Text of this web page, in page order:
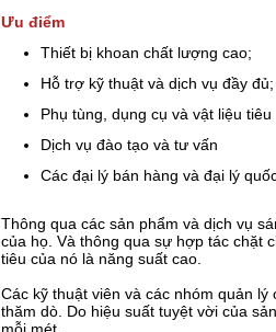
Ưu điểm
Thiết bị khoan chất lượng cao;
Hỗ trợ kỹ thuật và dịch vụ đầy đủ;
Phụ tùng, dụng cụ và vật liệu tiêu
Dịch vụ đào tạo và tư vấn
Các đại lý bán hàng và đại lý
Thông qua các sản phẩm và dịch vụ
của họ. Và thông qua sự hợp tác chặt
tiêu của nó là năng suất cao.
Các kỹ thuật viên và các nhóm quản
thăm dò. Do hiệu suất tuyệt vời của